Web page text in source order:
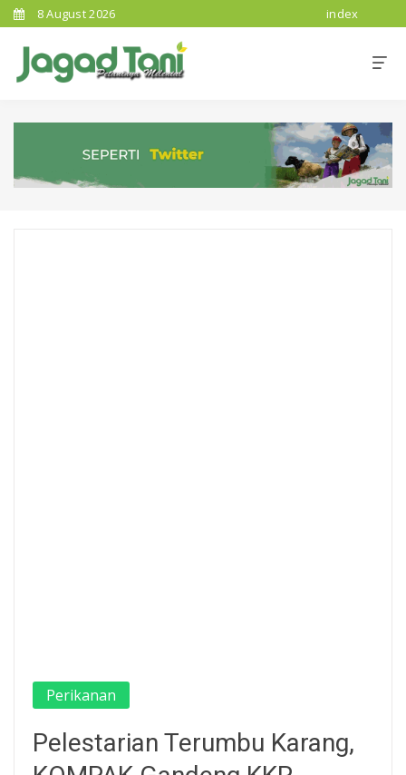
8 August 2026 index
Perikanan
Pelestarian Terumbu Karang,